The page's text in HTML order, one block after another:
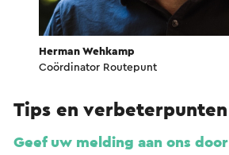
Herman Wehkamp
Coördinator Routepunt
Tips en verbeterpunten
Geef uw melding aan ons door